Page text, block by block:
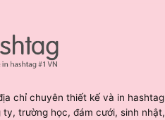
chỉ chuyên thiết kế và in hashtag
trường học, đám cưới, sinh nhật,